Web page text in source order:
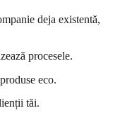
deja existentă,
procesele.
eco.
tăi.